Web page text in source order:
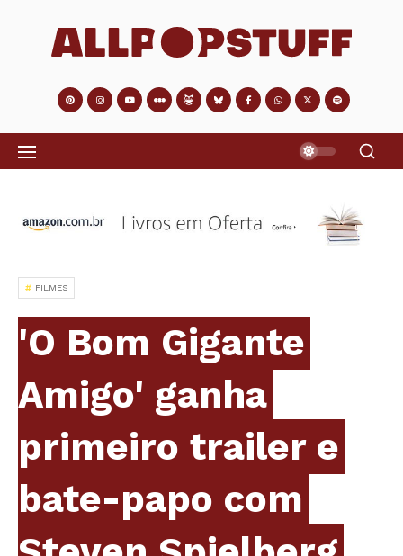
FILMES
'O Bom Gigante
Amigo' ganha
primeiro trailer e
bate-papo com